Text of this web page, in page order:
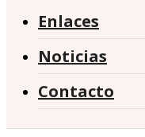
Enlaces
Noticias
Contacto